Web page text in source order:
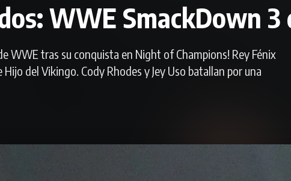
WWE SmackDown 3
WWE tras su conquista en Night of Champions! Rey Fénix
del Vikingo. Cody Rhodes y Jey Uso batallan por una